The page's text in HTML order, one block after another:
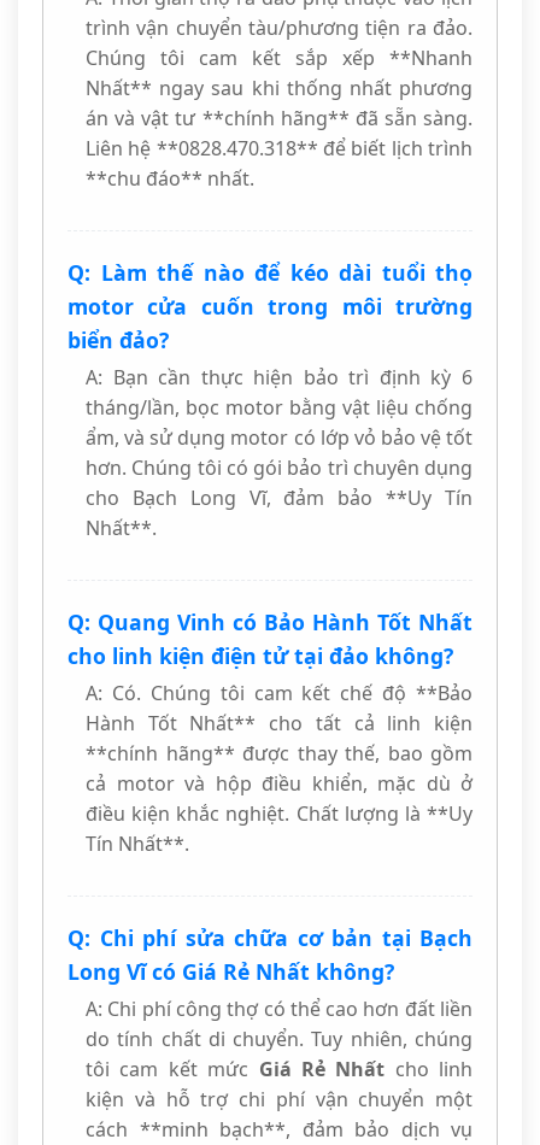
trình vận chuyển tàu/phương tiện ra đảo.
Chúng tôi cam kết sắp xếp **Nhanh
Nhất** ngay sau khi thống nhất phương
án và vật tư **chính hãng** đã sẵn sàng.
Liên hệ **0828.470.318** để biết lịch trình
**chu đáo** nhất.
Q: Làm thế nào để kéo dài tuổi thọ
motor cửa cuốn trong môi trường
biển đảo?
A: Bạn cần thực hiện bảo trì định kỳ 6
tháng/lần, bọc motor bằng vật liệu chống
ẩm, và sử dụng motor có lớp vỏ bảo vệ tốt
hơn. Chúng tôi có gói bảo trì chuyên dụng
cho Bạch Long Vĩ, đảm bảo **Uy Tín
Nhất**.
Q: Quang Vinh có Bảo Hành Tốt Nhất
cho linh kiện điện tử tại đảo không?
A: Có. Chúng tôi cam kết chế độ **Bảo
Hành Tốt Nhất** cho tất cả linh kiện
**chính hãng** được thay thế, bao gồm
cả motor và hộp điều khiển, mặc dù ở
điều kiện khắc nghiệt. Chất lượng là **Uy
Tín Nhất**.
Q: Chi phí sửa chữa cơ bản tại Bạch
Long Vĩ có Giá Rẻ Nhất không?
A: Chi phí công thợ có thể cao hơn đất liền
do tính chất di chuyển. Tuy nhiên, chúng
tôi cam kết mức Giá Rẻ Nhất cho linh
kiện và hỗ trợ chi phí vận chuyển một
cách **minh bạch**, đảm bảo dịch vụ